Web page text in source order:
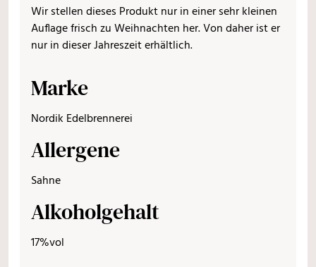
Wir stellen dieses Produkt nur in einer sehr kleinen
Auflage frisch zu Weihnachten her. Von daher ist er
nur in dieser Jahreszeit erhältlich.
Marke
Nordik Edelbrennerei
Allergene
Sahne
Alkoholgehalt
17%vol